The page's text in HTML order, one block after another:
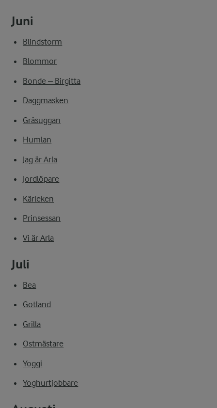
Juni
Blindstorm
Blommor
Bonde – Birgitta
Daggmasken
Gråsuggan
Humlan
Jag är Arla
Jordlöpare
Kärleken
Prinsessan
Vi är Arla
Juli
Bea
Gotland
Grilla
Ostmästare
Yoggi
Yoghurtjobbare